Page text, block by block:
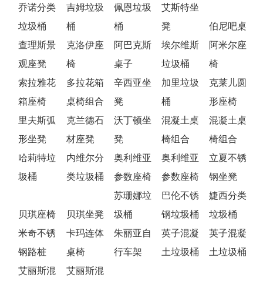
乔诺分类
垃圾桶
吉姆垃圾
桶
佩恩垃圾
桶
艾斯特坐
凳
伯尼吧桌
查理斯景
观座凳
克洛伊座
椅
阿巴克斯
桌子
埃尔维斯
垃圾桶
阿米尔座
椅
索拉雅花
箱座椅
多拉花箱
桌椅组合
辛西亚坐
凳
加里垃圾
桶
克莱儿圆
形座椅
里夫斯弧
形坐凳
克兰德石
材座凳
沃丁顿坐
凳
混凝土桌
椅组合
混凝土桌
椅组合
哈莉特垃
圾桶
内维尔分
类垃圾桶
奥利维亚
参数座椅
奥利维亚
参数座椅
立夏不锈
钢坐凳
贝琪座椅 贝琪坐凳
苏珊娜垃
圾桶
巴伦不锈
钢垃圾桶
婕西分类
垃圾桶
米奇不锈
钢路桩
卡玛连体
桌椅
朱丽亚自
行车架
英子混凝
土垃圾桶
英子混凝
土垃圾桶
艾丽斯混
艾丽斯混